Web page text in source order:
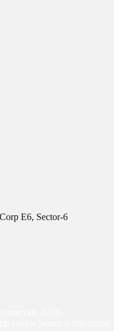
E6, Sector-6